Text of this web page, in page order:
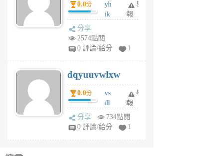
前
0.0分
yh
ik
tu
6
個
月
前
舉
報
分享
2574點閱
0 評論/給分
1
dqyuuvwlxw
0.0分
vs
dl
sq
fy
舉
報
分享
734點閱
0 評論/給分
1